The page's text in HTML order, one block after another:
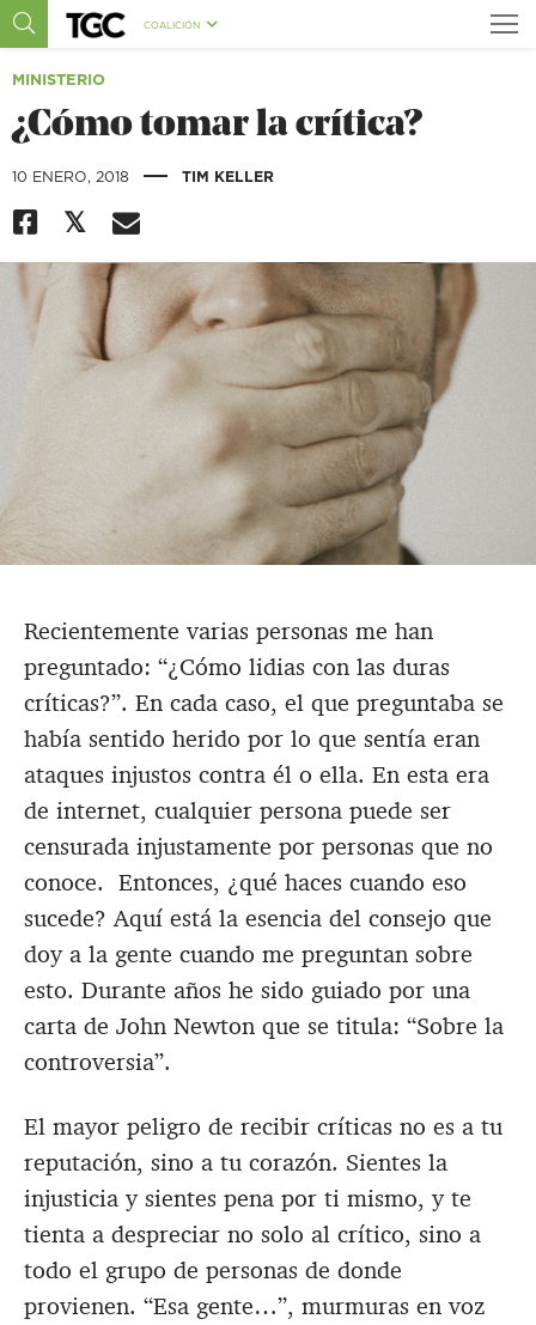
COALICIÓN
MINISTERIO
¿Cómo tomar la crítica?
10 ENERO, 2018 | TIM KELLER
Recientemente varias personas me han
preguntado: “¿Cómo lidias con las duras
críticas?”. En cada caso, el que preguntaba se
había sentido herido por lo que sentía eran
ataques injustos contra él o ella. En esta era
de internet, cualquier persona puede ser
censurada injustamente por personas que no
conoce. Entonces, ¿qué haces cuando eso
sucede? Aquí está la esencia del consejo que
doy a la gente cuando me preguntan sobre
esto. Durante años he sido guiado por una
carta de John Newton que se titula: “Sobre la
controversia”.
El mayor peligro de recibir críticas no es a tu
reputación, sino a tu corazón. Sientes la
injusticia y sientes pena por ti mismo, y te
tienta a despreciar no solo al crítico, sino a
todo el grupo de personas de donde
provienen. “Esa gente…”, murmuras en voz